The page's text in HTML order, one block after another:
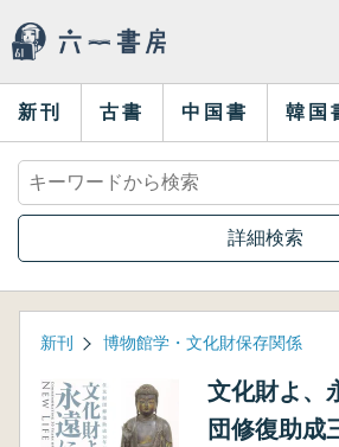
新刊 古書 中国書 韓国
詳細検索
新刊 博物館学・文化財保存関係
文化財よ、
団修復助成